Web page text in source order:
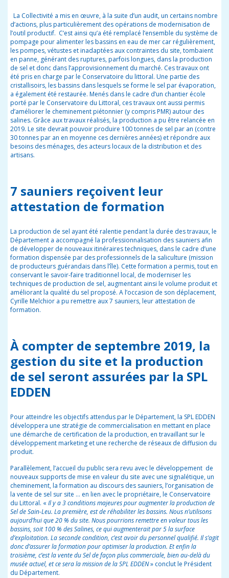
La Collectivité a mis en œuvre, à la suite d’un audit, un certains nombre
d’actions, plus particulièrement des opérations de modernisation de
l’outil productif. C’est ainsi qu’a été remplacé l’ensemble du système de
pompage pour alimenter les bassins en eau de mer car régulièrement,
les pompes, vétustes et inadaptées aux contraintes du site, tombaient
en panne, générant des ruptures, parfois longues, dans la production
de sel et donc dans l’approvisionnement du marché. Ces travaux ont
été pris en charge par le Conservatoire du littoral. Une partie des
cristallisoirs, les bassins dans lesquels se forme le sel par évaporation,
a également été restaurée. Menés dans le cadre d’un chantier école
porté par le Conservatoire du Littoral, ces travaux ont aussi permis
d’améliorer le cheminement piétonnier (y compris PMR) autour des
salines. Grâce aux travaux réalisés, la production a pu être relancée en
2019. Le site devrait pouvoir produire 100 tonnes de sel par an (contre
30 tonnes par an en moyenne ces dernières années) et répondre aux
besoins des ménages, des acteurs locaux de la distribution et des
artisans.
7 sauniers reçoivent leur
attestation de formation
La production de sel ayant été ralentie pendant la durée des travaux, le
Département a accompagné la professionnalisation des sauniers afin
de développer de nouveaux itinéraires techniques, dans le cadre d’une
formation dispensée par des professionnels de la saliculture (mission
de producteurs guérandais dans l’île). Cette formation a permis, tout en
conservant le savoir-faire traditionnel local, de moderniser les
techniques de production de sel, augmentant ainsi le volume produit et
améliorant la qualité du sel proposé. A l’occasion de son déplacement,
Cyrille Melchior a pu remettre aux 7 sauniers, leur attestation de
formation.
À compter de septembre 2019, la
gestion du site et la production
de sel seront assurées par la SPL
EDDEN
Pour atteindre les objectifs attendus par le Département, la SPL EDDEN
développera une stratégie de commercialisation en mettant en place
une démarche de certification de la production, en travaillant sur le
développement marketing et une recherche de réseaux de diffusion du
produit.
Parallèlement, l’accueil du public sera revu avec le développement de
nouveaux supports de mise en valeur du site avec une signalétique, un
cheminement, la formation au discours des sauniers, l’organisation de
la vente de sel sur site … en lien avec le propriétaire, le Conservatoire
du Littoral. « Il y a 3 conditions majeures pour augmenter la production de
Sel de Sain-Leu. La première, est de réhabiliter les bassins. Nous n’utilisons
aujourd’hui que 20 % du site. Nous pourrions remettre en valeur tous les
bassins, soit 100 % des Salines, ce qui augmenterait par 5 la surface
d’exploitation. La seconde condition, c’est avoir du personnel qualifié. Il s’agit
donc d’assurer la formation pour optimiser la production. Et enfin la
troisième, c’est la vente du Sel de façon plus commerciale, bien au-delà du
musée actuel, et ce sera la mission de la SPL EDDEN» conclut le Président
du Département.